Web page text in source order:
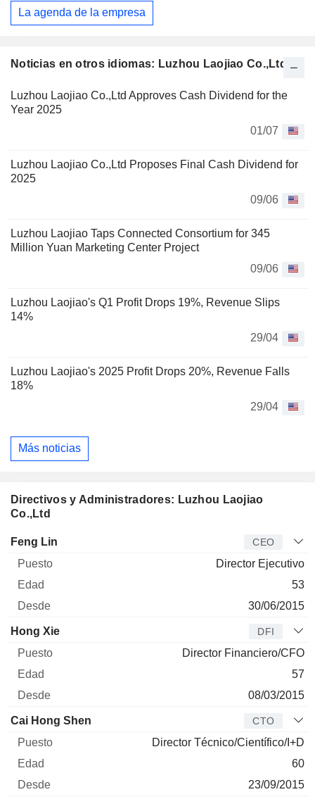
Noticias en otros idiomas: Luzhou Laojiao Co.,Ltd
Luzhou Laojiao Co.,Ltd Approves Cash Dividend for the
Year 2025
01/07
Luzhou Laojiao Co.,Ltd Proposes Final Cash Dividend for
2025
09/06
Luzhou Laojiao Taps Connected Consortium for 345
Million Yuan Marketing Center Project
09/06
Luzhou Laojiao's Q1 Profit Drops 19%, Revenue Slips
14%
29/04
Luzhou Laojiao's 2025 Profit Drops 20%, Revenue Falls
18%
29/04
Más noticias
Directivos y Administradores: Luzhou Laojiao
Co.,Ltd
Director Puesto
Feng Lin CEO
Director Ejecutivo
53
30/06/2015
Hong Xie DFI
Director Financiero/CFO
57
08/03/2015
Cai Hong Shen CTO
Director Técnico/Científico/I+D
60
23/09/2015
La agenda de la empresa